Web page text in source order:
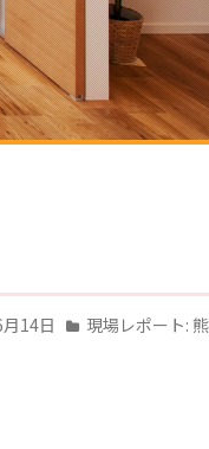
14日 現場レポート: